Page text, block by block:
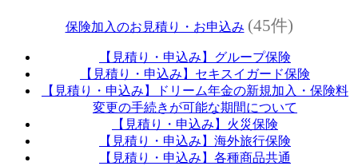
保険加入のお見積り・お申込み (45件)
【見積り・申込み】グループ保険
【見積り・申込み】セキスイガード保険
【見積り・申込み】ドリーム年金の新規加入・保険料
変更の手続きが可能な期間について
【見積り・申込み】火災保険
【見積り・申込み】海外旅行保険
【見積り・申込み】各種商品共通